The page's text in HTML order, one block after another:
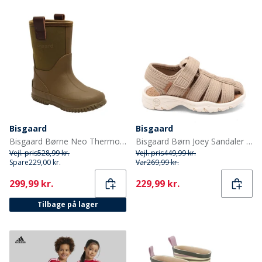
Bisgaard
Bisgaard Børne Neo Thermo Gummistøvler Grøn
Vejl. pris528,99 kr.
Spare229,00 kr.
Current
299,99 kr.
Tilbage på lager
Bisgaard
Bisgaard Børn Joey Sandaler Stone
Vejl. pris449,99 kr.
Var269,99 kr.
Current
229,99 kr.